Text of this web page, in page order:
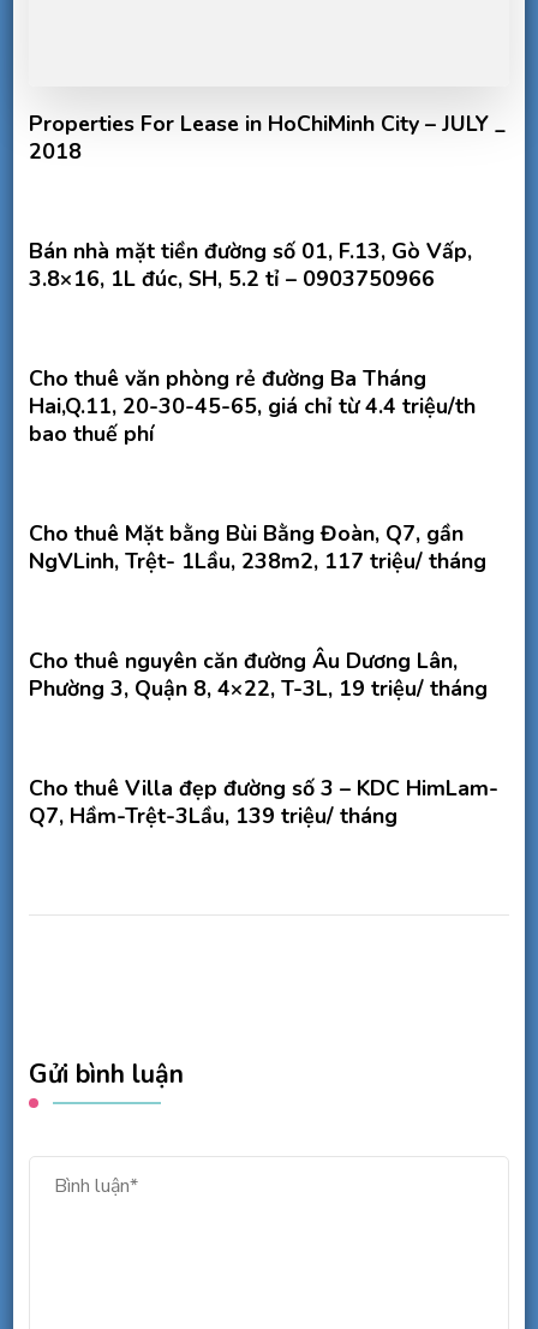
Properties For Lease in HoChiMinh City – JULY _
2018
Bán nhà mặt tiền đường số 01, F.13, Gò Vấp,
3.8×16, 1L đúc, SH, 5.2 tỉ – 0903750966
Cho thuê văn phòng rẻ đường Ba Tháng
Hai,Q.11, 20-30-45-65, giá chỉ từ 4.4 triệu/th
bao thuế phí
Cho thuê Mặt bằng Bùi Bằng Đoàn, Q7, gần
NgVLinh, Trệt- 1Lầu, 238m2, 117 triệu/ tháng
Cho thuê nguyên căn đường Âu Dương Lân,
Phường 3, Quận 8, 4×22, T-3L, 19 triệu/ tháng
Cho thuê Villa đẹp đường số 3 – KDC HimLam-
Q7, Hầm-Trệt-3Lầu, 139 triệu/ tháng
Gửi bình luận